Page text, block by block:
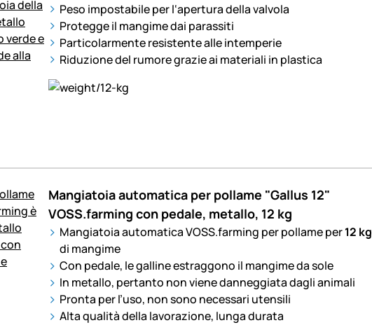
Peso impostabile per l‘apertura della valvola
Protegge il mangime dai parassiti
Particolarmente resistente alle intemperie
Riduzione del rumore grazie ai materiali in plastica
Mangiatoia automatica per pollame "Gallus 12"
VOSS.farming con pedale, metallo, 12 kg
Mangiatoia automatica VOSS.farming per pollame per12 kg
di mangime
Con pedale, le galline estraggono il mangime da sole
In metallo, pertanto non viene danneggiata dagli animali
Pronta per l’uso, non sono necessari utensili
Alta qualità della lavorazione, lunga durata